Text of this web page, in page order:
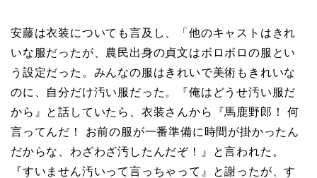
安藤は衣装についても言及し、「他のキャストはきれ
いな服だったが、農民出身の貞文はボロボロの服とい
う設定だった。みんなの服はきれいで美術もきれいな
のに、自分だけ汚い服だった。『俺はどうせ汚い服だ
から』と話していたら、衣装さんから『馬鹿野郎！ 何
言ってんだ！ お前の服が一番準備に時間が掛かったん
だからな、わざわざ汚したんだぞ！』と言われた。
『すいません汚いって言っちゃって』と謝ったが、す